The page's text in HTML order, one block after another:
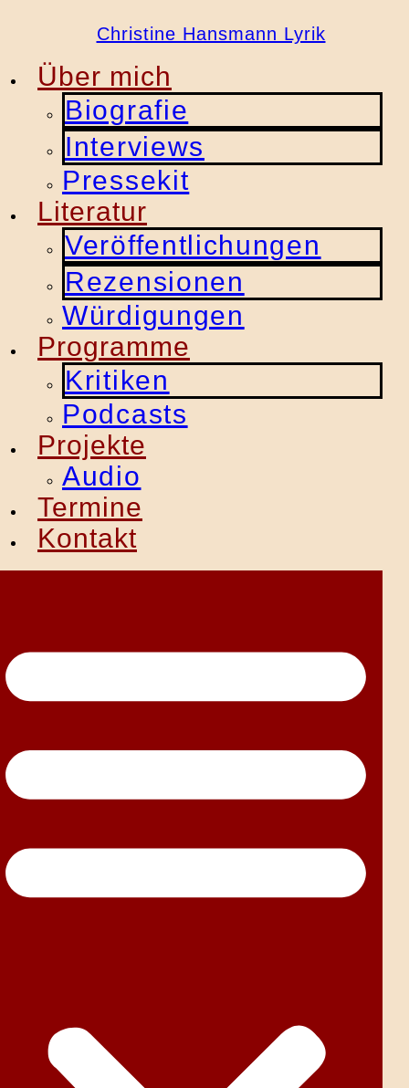
Christine Hansmann Lyrik
Über mich
Biografie
Interviews
Pressekit
Literatur
Veröffentlichungen
Rezensionen
Würdigungen
Programme
Kritiken
Podcasts
Projekte
Audio
Termine
Kontakt